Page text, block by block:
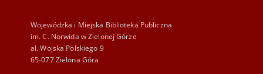
Wojewódzka i Miejska Biblioteka Publiczna
im. C. Norwida w Zielonej Górze
al. Wojska Polskiego 9
65-077 Zielona Góra